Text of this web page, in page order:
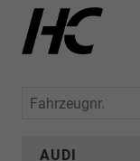
Fahrzeugnr.
AUDI